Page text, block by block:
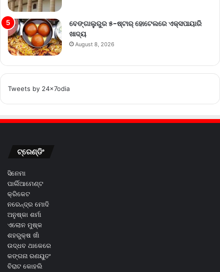
ବେଙ୍ଗାଲୁରୁର ୫-ଷ୍ଟାର୍ ହୋଟେଲରେ ଏକ୍ସପାୟାରି
ଖାଦ୍ୟ
August 8, 2026
Tweets by 24x7odia
ଟ୍ରେଣ୍ଡିଂ
ସିନେମା
ପାର୍ଲିଆମେଣ୍ଟ
କ୍ରିକେଟ
ନରେନ୍ଦ୍ର ମୋଦି
ଅନୁଷ୍କା ଶର୍ମା
ଏଲୋନ ମୁଷ୍କ
ଶହରୁକ୍ଷ ଖାଁ
ଉଦ୍ଧବ ଥାକେରେ
କଙ୍ଗନା ରଣୟୁତଂ
ବିରାଟ କୋହଲି